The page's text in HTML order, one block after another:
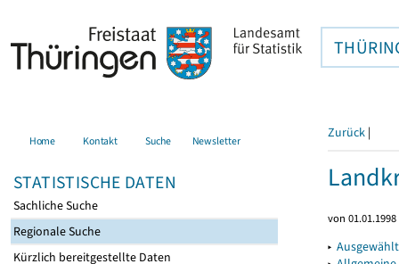
Home Kontakt Suche Newsletter
STATISTISCHE DATEN
Sachliche Suche
Regionale Suche
Kürzlich bereitgestellte Daten
Zurück |
von
▸